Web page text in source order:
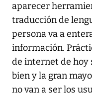
aparecer
traducción de
persona va a
información.
de internet de hoy
bien y la gran
no van a ser los